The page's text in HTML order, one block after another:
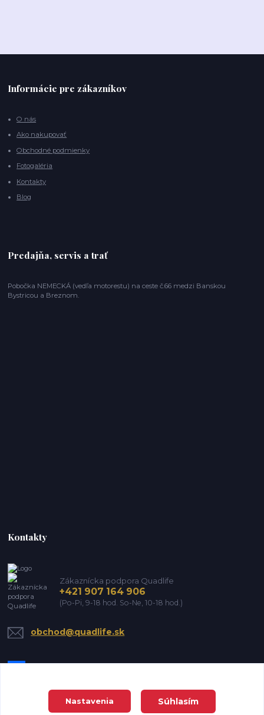
Informácie pre zákazníkov
O nás
Ako nakupovať
Obchodné podmienky
Fotogaléria
Kontakty
Blog
Predajňa, servis a trať
Pobočka NEMECKÁ (vedľa motorestu) na ceste č.66 medzi Banskou
Bystricou a Breznom.
Kontakty
Zákaznícka podpora Quadlife
+421 907 164 906
(Po-Pi, 9-18 hod. So-Ne, 10-18 hod.)
obchod@quadlife.sk
Nastavenia Súhlasím